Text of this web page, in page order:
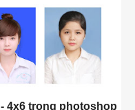
4x6 trong photoshop